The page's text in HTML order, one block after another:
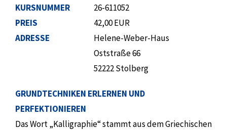
KURSNUMMER
PREIS
ADRESSE
26-611052
42,00 EUR
Helene-Weber-Haus
Oststraße 66
52222 Stolberg
GRUNDTECHNIKEN ERLERNEN UND
PERFEKTIONIEREN
Das Wort „Kalligraphie“ stammt aus dem Griechischen